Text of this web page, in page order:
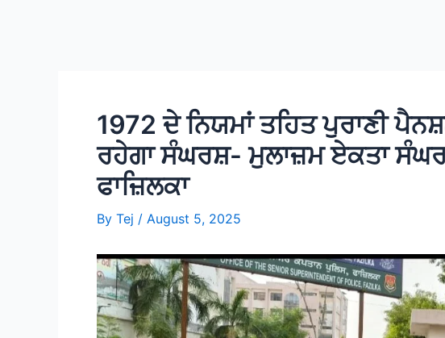
1972 ਦੇ ਨਿਯਮਾਂ ਤਹਿਤ ਪੁਰਾਣੀ
ਰਹੇਗਾ ਸੰਘਰਸ਼- ਮੁਲਾਜ਼ਮ ਏਕਤਾ
ਫਾਜ਼ਿਲਕਾ
By Tej / August 5, 2025